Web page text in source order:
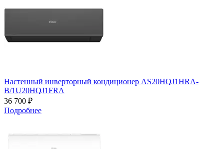
Настенный инверторный кондиционер AS20HQJ1HRA-
B/1U20HQJ1FRA
36 700 ₽
Подробнее